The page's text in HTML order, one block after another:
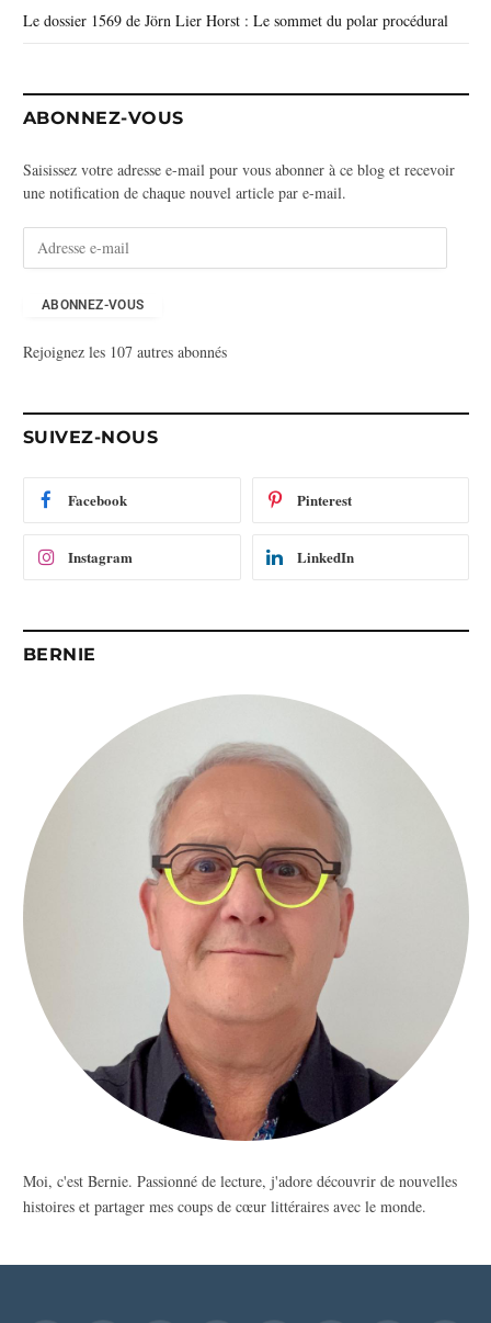
Le dossier 1569 de Jörn Lier Horst : Le sommet du polar procédural
ABONNEZ-VOUS
Saisissez votre adresse e-mail pour vous abonner à ce blog et recevoir
une notification de chaque nouvel article par e-mail.
s
-
m
ABONNEZ-VOUS
Rejoignez les 107 autres abonnés
SUIVEZ-NOUS
Facebook Pinterest
Instagram LinkedIn
BERNIE
Moi, c'est Bernie. Passionné de lecture, j'adore découvrir de nouvelles
histoires et partager mes coups de cœur littéraires avec le monde.